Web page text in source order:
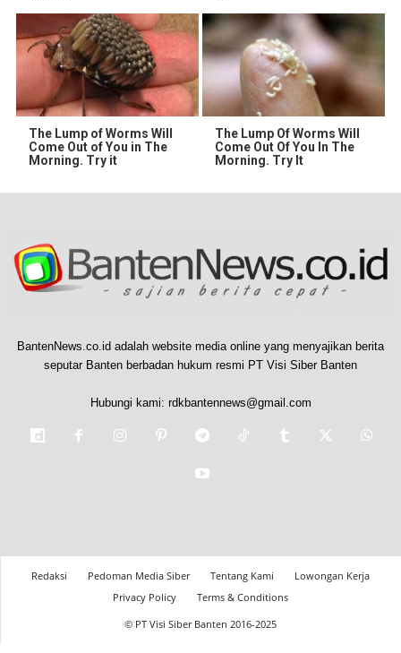
The Lump of Worms Will
Come Out of You in The
Morning. Try it
The Lump Of Worms Will
Come Out Of You In The
Morning. Try It
BantenNews.co.id adalah website media online yang menyajikan berita
seputar Banten berbadan hukum resmi PT Visi Siber Banten
Hubungi kami: rdkbantennews@gmail.com
Redaksi Pedoman Media Siber Tentang Kami
Lowongan Kerja
Privacy Policy
Terms & Conditions
© PT Visi Siber Banten 2016-2025